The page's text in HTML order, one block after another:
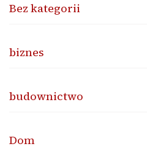
Bez kategorii
biznes
budownictwo
Dom